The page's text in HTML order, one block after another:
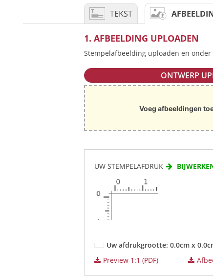
TEKST
1. AFBEELDING UPLOADEN
Stempelafbeelding uploaden en
ONTWERP
Voeg afbeeldingen
UW STEMPELAFDRUK
Uw afdrukgrootte: 0.0cm x
Preview 1:1 (PDF)